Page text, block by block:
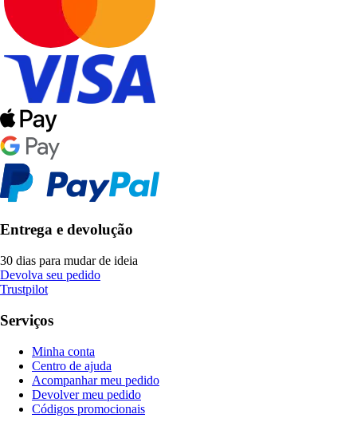
Entrega e devolução
30 dias para mudar de ideia
Devolva seu pedido
Trustpilot
Serviços
Minha conta
Centro de ajuda
Acompanhar meu pedido
Devolver meu pedido
Códigos promocionais